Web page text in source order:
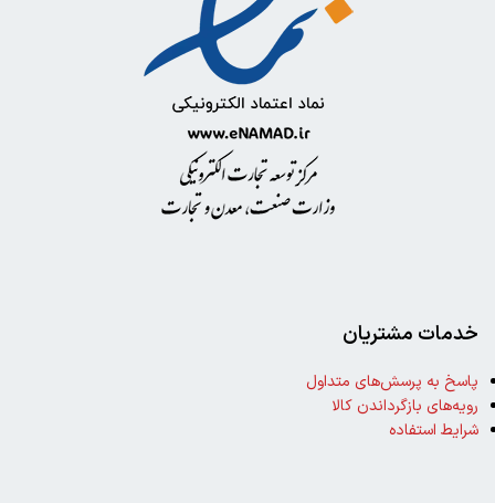
خدمات مشتریان
پاسخ به پرسش‌های متداول
رویه‌های بازگرداندن کالا
شرایط استفاده